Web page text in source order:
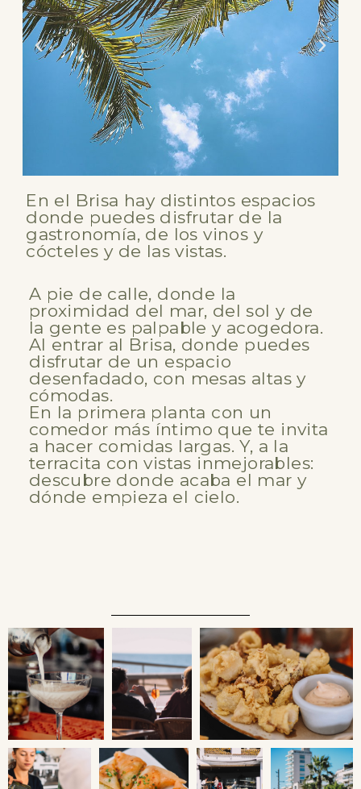
En el Brisa hay distintos espacios
donde puedes disfrutar de la
gastronomía, de los vinos y
cócteles y de las vistas.
A pie de calle, donde la
proximidad del mar, del sol y de
la gente es palpable y acogedora.
Al entrar al Brisa, donde puedes
disfrutar de un espacio
desenfadado, con mesas altas y
cómodas.
En la primera planta con un
comedor más íntimo que te invita
a hacer comidas largas. Y, a la
terracita con vistas inmejorables:
descubre donde acaba el mar y
dónde empieza el cielo.